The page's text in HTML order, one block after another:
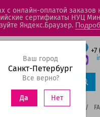
с онлайн-оплатой заказов
сертификаты НУЦ
Яндекс.Браузер.
Ваш город
Санкт-Петербург
Все верно?
Да Нет
белые принтеры, МФУ